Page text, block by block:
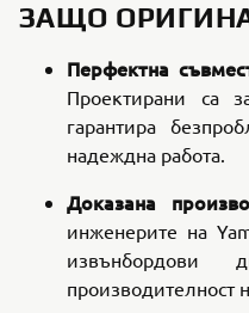
ЗАЩО
Перфектна
Проектирани са
гарантира
надеждна работа.
Доказана
инженерите на
извънбордови
производителност